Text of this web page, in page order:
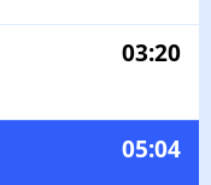
03:20
05:04